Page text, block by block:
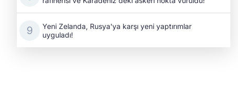
Yeni Zelanda, Rusya'ya karşı yeni yaptırımlar
uyguladı!